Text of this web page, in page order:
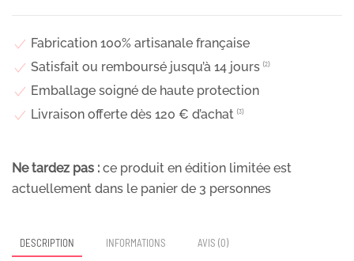
et
doré,
Fabrication 100% artisanale française
Satisfait ou remboursé jusqu’à 14 jours ⁽²⁾
Emballage soigné de haute protection
Livraison offerte dès 120 € d’achat ⁽³⁾
Ne tardez pas : ce produit en édition limitée est
actuellement dans le panier de 3 personnes
DESCRIPTION INFORMATIONS AVIS (0)